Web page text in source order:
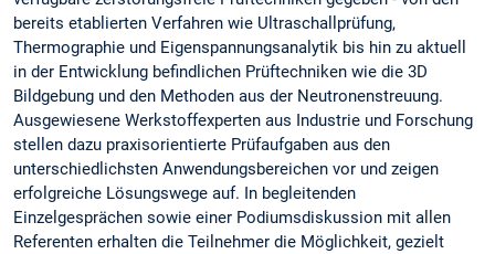
bereits etablierten Verfahren wie Ultraschallprüfung,
Thermographie und Eigenspannungsanalytik bis hin zu aktuell
in der Entwicklung befindlichen Prüftechniken wie die 3D
Bildgebung und den Methoden aus der Neutronenstreuung.
Ausgewiesene Werkstoffexperten aus Industrie und Forschung
stellen dazu praxisorientierte Prüfaufgaben aus den
unterschiedlichsten Anwendungsbereichen vor und zeigen
erfolgreiche Lösungswege auf. In begleitenden
Einzelgesprächen sowie einer Podiumsdiskussion mit allen
Referenten erhalten die Teilnehmer die Möglichkeit, gezielt